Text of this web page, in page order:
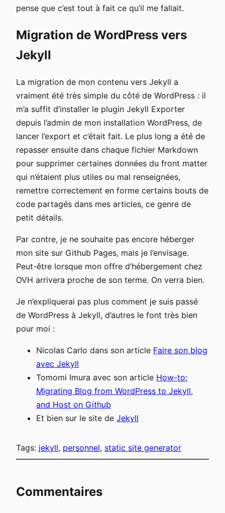
pense que c’est tout à fait ce qu’il me fallait.
Migration de WordPress vers
Jekyll
La migration de mon contenu vers Jekyll a
vraiment été très simple du côté de WordPress : il
m’a suffit d’installer le plugin Jekyll Exporter
depuis l’admin de mon installation WordPress, de
lancer l’export et c’était fait. Le plus long a été de
repasser ensuite dans chaque fichier Markdown
pour supprimer certaines données du front matter
qui n’étaient plus utiles ou mal renseignées,
remettre correctement en forme certains bouts de
code partagés dans mes articles, ce genre de
petit détails.
Par contre, je ne souhaite pas encore héberger
mon site sur Github Pages, mais je l’envisage.
Peut-être lorsque mon offre d’hébergement chez
OVH arrivera proche de son terme. On verra bien.
Je n’expliquerai pas plus comment je suis passé
de WordPress à Jekyll, d’autres le font très bien
pour moi :
Nicolas Carlo dans son article Faire son blog
avec Jekyll
Tomomi Imura avec son article How-to:
Migrating Blog from WordPress to Jekyll,
and Host on Github
Et bien sur le site de Jekyll
Tags: jekyll, personnel, static site generator
Commentaires